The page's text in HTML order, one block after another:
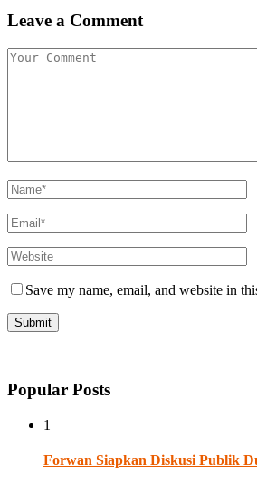
Leave a Comment
Save my name, email, and website in
Popular Posts
1
Forwan Siapkan Diskusi Publik